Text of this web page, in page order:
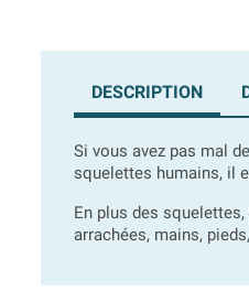
DESCRIPTION
Si vous avez pas mal
squelettes humains, il
En plus des
arrachées, mains,